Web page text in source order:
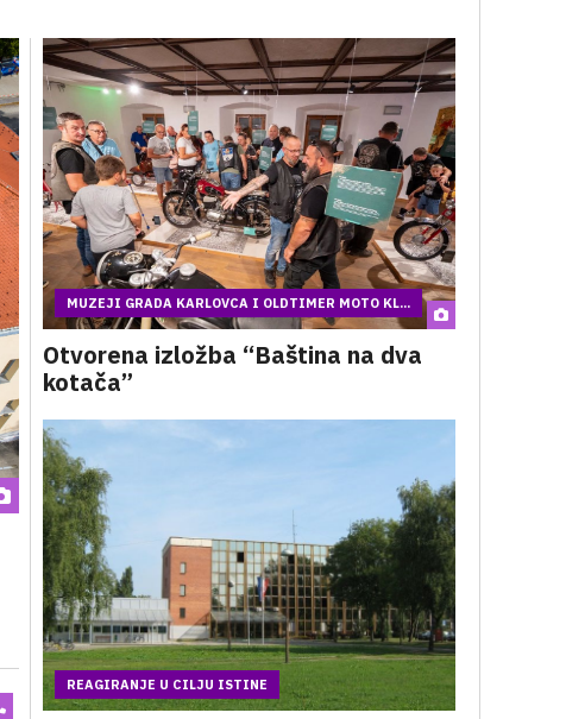
MUZEJI GRADA KARLOVCA I OLDTIMER MOTO KL...
Otvorena izložba “Baština na dva
kotača”
REAGIRANJE U CILJU ISTINE